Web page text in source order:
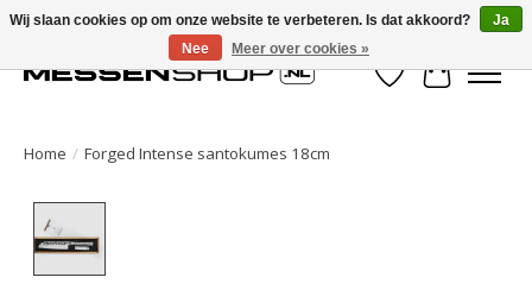
Verlanglijst
Home / Forged Intense santokumes 18cm
Wij slaan cookies op om onze website te verbeteren. Is dat akkoord?
Ja
Nee
Meer over cookies »